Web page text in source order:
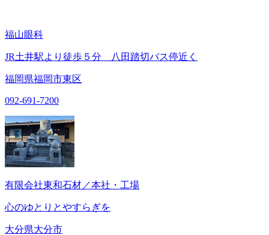
福山眼科
JR土井駅より徒歩５分 八田踏切バス停近く
福岡県福岡市東区
092-691-7200
有限会社東和石材／本社・工場
心のゆとりとやすらぎを
大分県大分市